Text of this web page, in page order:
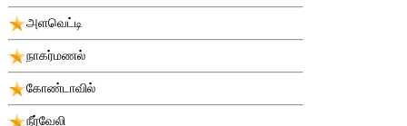
அளவெட்டி
நாகர்மணல்
கோண்டாவில்
நீர்வேலி